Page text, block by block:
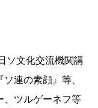
ソ文化交流機関講
連の素顔』等、
、ツルゲーネフ等